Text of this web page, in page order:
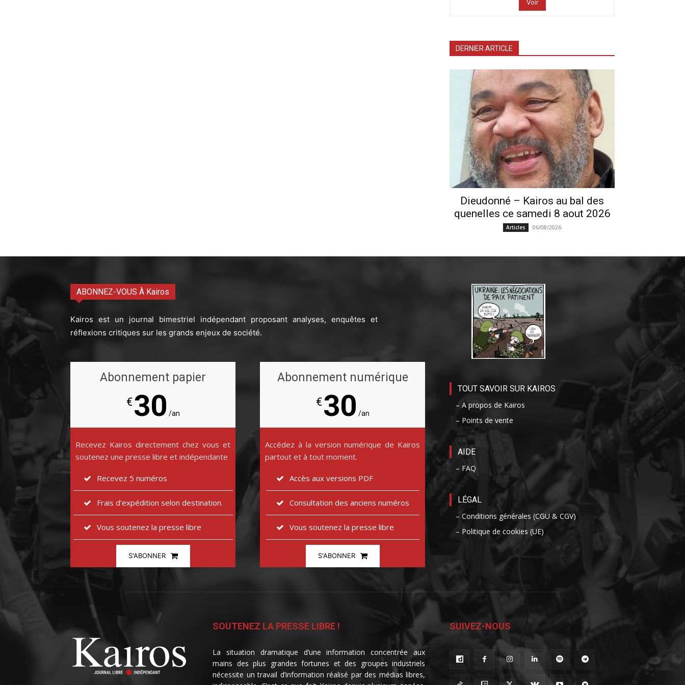
Voir
DERNIER ARTICLE
Dieudonné – Kairos au bal des
quenelles ce samedi 8 aout 2026
Articles 06/08/2026
ABONNEZ-VOUS À Kairos
Kairos est un journal bimestriel indépendant proposant analyses, enquêtes et
réflexions critiques sur les grands enjeux de société.
Abonnement papier
€30 /an
Recevez Kairos directement chez vous et
soutenez une presse libre et indépendante
Recevez 5 numéros
Frais d’expédition selon destination.
Vous soutenez la presse libre
S'ABONNER
Abonnement numérique
€30 /an
Accédez à la version numérique de Kairos
partout et à tout moment.
Accès aux versions PDF
Consultation des anciens numéros
Vous soutenez la presse libre
S'ABONNER
TOUT SAVOIR SUR KAIROS
– A propos de Kairos
– Points de vente
AIDE
– FAQ
LÉGAL
– Conditions générales (CGU & CGV)
– Politique de cookies (UE)
SOUTENEZ LA PRESSE LIBRE !
La situation dramatique d’une information concentrée aux
mains des plus grandes fortunes et des groupes industriels
nécessite un travail d’information réalisé par des médias libres,
SUIVEZ-NOUS